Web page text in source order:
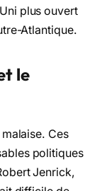
plus ouvert
Atlantique.
le
Ces
politiques
Jenrick,